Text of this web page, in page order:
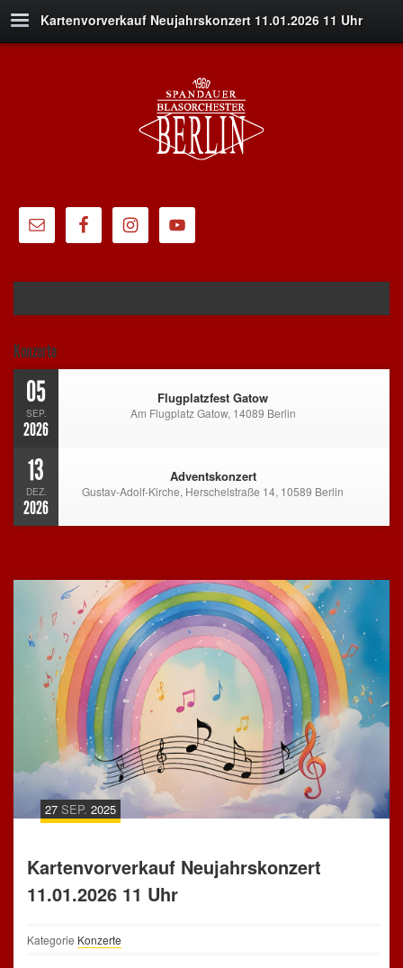
Kartenvorverkauf Neujahrskonzert 11.01.2026 11 Uhr
Konzerte
05
SEP.
2026
Flugplatzfest Gatow
Am Flugplatz Gatow, 14089 Berlin
13
DEZ.
2026
Adventskonzert
Gustav-Adolf-Kirche, Herschelstraße 14, 10589 Berlin
27 SEP. 2025
Kartenvorverkauf Neujahrskonzert
11.01.2026 11 Uhr
Kategorie Konzerte